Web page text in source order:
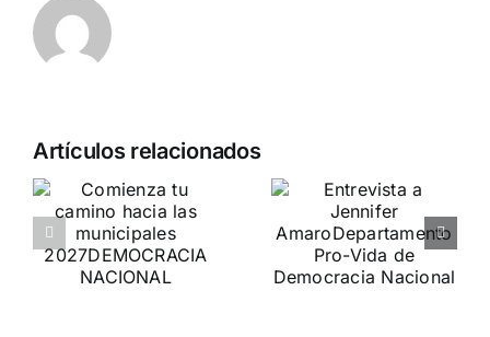
Artículos relacionados
Entrevista a
Jennifer
Amaro
Crónica
«Marcha SÍ
A LA VIDA»
DN ESTUVO PRESENTE